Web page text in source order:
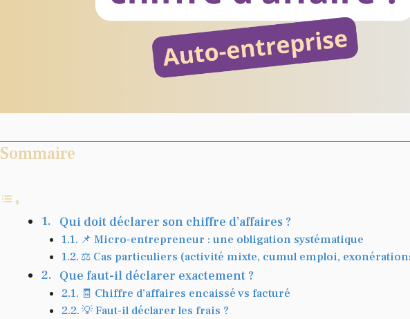
Sommaire
Qui doit déclarer son chiffre d’affaires ?
📌 Micro-entrepreneur : une obligation systématique
⚖️ Cas particuliers (activité mixte, cumul emploi,
Que faut-il déclarer exactement ?
🧾 Chiffre d’affaires encaissé vs facturé
💡 Faut-il déclarer les frais ?